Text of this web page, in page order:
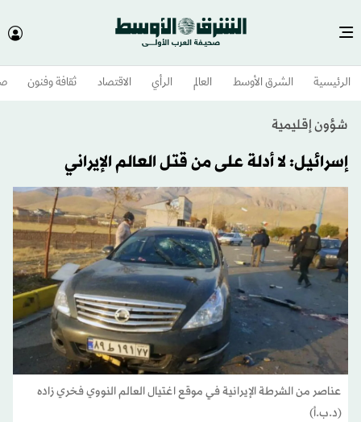
الرئيسية الشرق الأوسط​ العالم الرأي الاقتصاد ثقافة وفنون
شؤون إقليمية
إسرائيل: لا أدلة على من قتل العالم الإيراني
عناصر من الشرطة الإيرانية في موقع اغتيال العالم النووي فخري زاده
(د.ب.أ)